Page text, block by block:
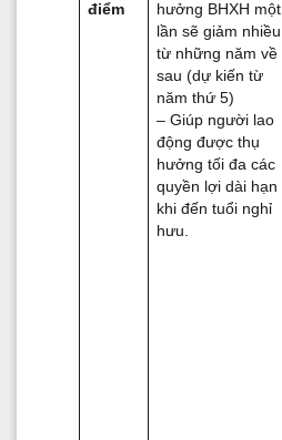
điểm
hưởng BHXH một
lần sẽ giảm nhiều
từ những năm về
sau (dự kiến từ
năm thứ 5)
– Giúp người lao
động được thụ
hưởng tối đa các
quyền lợi dài hạn
khi đến tuổi nghỉ
hưu.